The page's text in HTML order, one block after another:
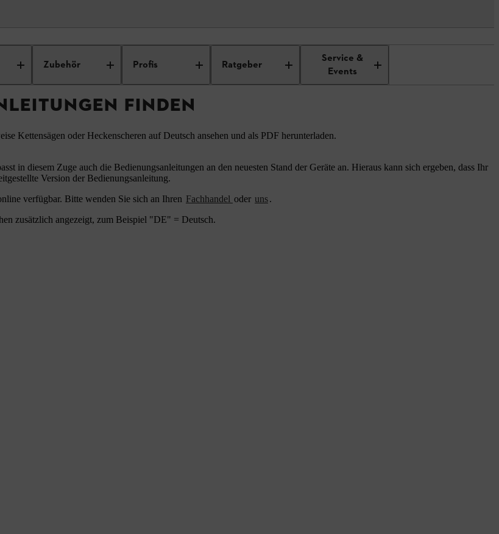
Zubehör Profis Ratgeber
Service &
Events
FINDEN
Kettensägen oder Heckenscheren auf Deutsch ansehen und als PDF herunterladen.
in diesem Zuge auch die Bedienungsanleitungen an den neuesten Stand der Geräte an. Hieraus kann sich ergeben, dass Ihr
Version der Bedienungsanleitung.
verfügbar. Bitte wenden Sie sich an Ihren Fachhandel oder uns.
zusätzlich angezeigt, zum Beispiel "DE" = Deutsch.